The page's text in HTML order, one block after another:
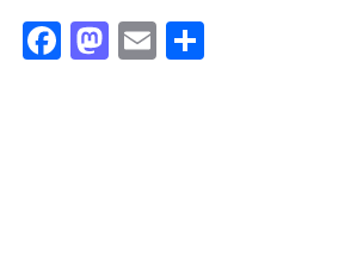
Facebook
Mastodon
Email